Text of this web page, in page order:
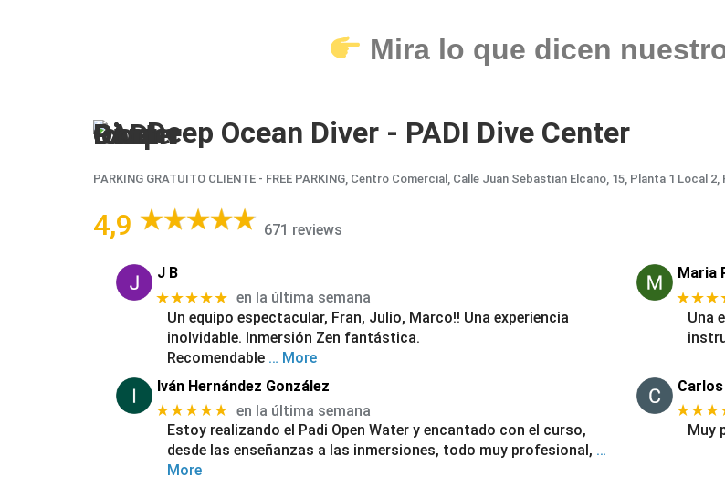
Mira lo que dicen
Deep Ocean Diver - PADI Dive Center
PARKING GRATUITO CLIENTE - FREE PARKING, Centro Comercial, Calle Juan Sebastian Elcano, 15, Planta 1 Local 2,
4,9 671 reviews
J B
★★★★★ en la última semana
Un equipo espectacular, Fran, Julio, Marco!! Una experiencia
inolvidable. Inmersión Zen fantástica.
Recomendable … More
Maria
Una
Iván Hernández González
★★★★★ en la última semana
Estoy realizando el Padi Open Water y encantado con el curso,
desde las enseñanzas a las inmersiones, todo muy profesional, …
More
Carlos
Muy